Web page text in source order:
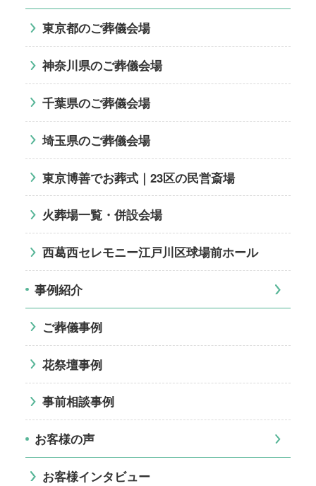
東京都のご葬儀会場
神奈川県のご葬儀会場
千葉県のご葬儀会場
埼玉県のご葬儀会場
東京博善でお葬式｜23区の民営斎場
火葬場一覧・併設会場
西葛西セレモニー江戸川区球場前ホール
事例紹介
ご葬儀事例
花祭壇事例
事前相談事例
お客様の声
お客様インタビュー